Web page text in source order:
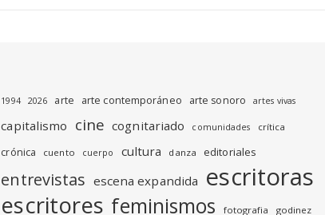
1994 2026 arte arte contemporáneo arte sonoro artes vivas
capitalismo cine cognitariado comunidades crítica
crónica cuento cuerpo cultura danza editoriales
entrevistas escena expandida escritoras
escritores feminismos fotografia godinez